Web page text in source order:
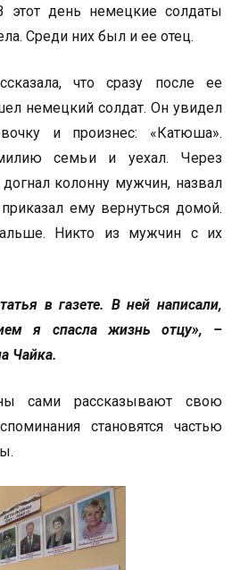
этот день немецкие солдаты
Среди них был и ее отец.
что сразу после ее
немецкий солдат. Он увидел
и произнес: «Катюша».
семьи и уехал. Через
колонну мужчин, назвал
ему вернуться домой.
Никто из мужчин с их
в газете. В ней написали,
я спасла жизнь отцу», –
Чайка.
сами рассказывают свою
становятся частью